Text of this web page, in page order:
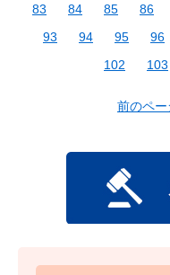
83
84 85 86
93
94 95 96
102
103
前のペー